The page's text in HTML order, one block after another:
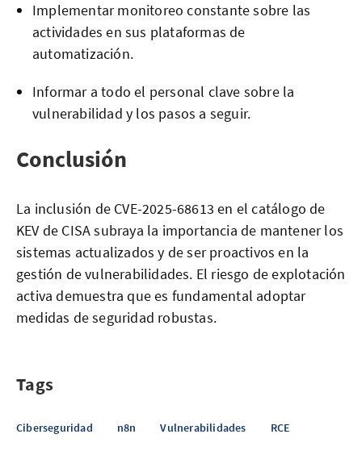
Implementar monitoreo constante sobre las
actividades en sus plataformas de
automatización.
Informar a todo el personal clave sobre la
vulnerabilidad y los pasos a seguir.
Conclusión
La inclusión de CVE-2025-68613 en el catálogo de
KEV de CISA subraya la importancia de mantener los
sistemas actualizados y de ser proactivos en la
gestión de vulnerabilidades. El riesgo de explotación
activa demuestra que es fundamental adoptar
medidas de seguridad robustas.
Tags
Ciberseguridad n8n Vulnerabilidades RCE